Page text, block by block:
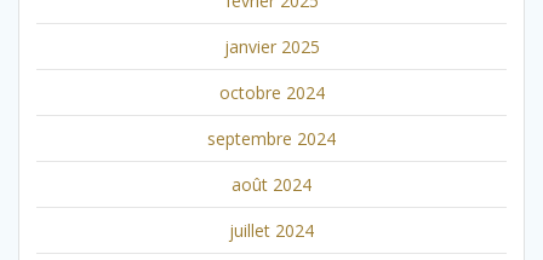
janvier 2025
octobre 2024
septembre 2024
août 2024
juillet 2024